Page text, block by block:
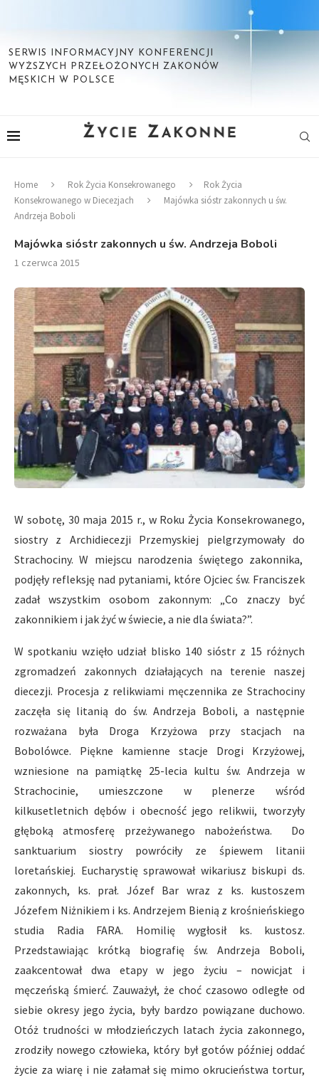
SERWIS INFORMACYJNY KONFERENCJI
WYŻSZYCH PRZEŁOŻONYCH ZAKONÓW
MĘSKICH W POLSCE
Home Rok Życia Konsekrowanego
Rok Życia
Konsekrowanego w Diecezjach
Majówka sióstr zakonnych u św.
Andrzeja Boboli
Majówka sióstr zakonnych u św. Andrzeja Boboli
1 czerwca 2015
W sobotę, 30 maja 2015 r., w Roku Życia Konsekrowanego,
siostry z Archidiecezji Przemyskiej pielgrzymowały do
Strachociny. W miejscu narodzenia świętego zakonnika,
podjęły refleksję nad pytaniami, które Ojciec św. Franciszek
zadał wszystkim osobom zakonnym: „Co znaczy być
zakonnikiem i jak żyć w świecie, a nie dla świata?”.
W spotkaniu wzięło udział blisko 140 sióstr z 15 różnych
zgromadzeń zakonnych działających na terenie naszej
diecezji. Procesja z relikwiami męczennika ze Strachociny
zaczęła się litanią do św. Andrzeja Boboli, a następnie
rozważana była Droga Krzyżowa przy stacjach na
Bobolówce. Piękne kamienne stacje Drogi Krzyżowej,
wzniesione na pamiątkę 25-lecia kultu św. Andrzeja w
Strachocinie, umieszczone w plenerze wśród
kilkusetletnich dębów i obecność jego relikwii, tworzyły
głęboką atmosferę przeżywanego nabożeństwa. Do
sanktuarium siostry powróciły ze śpiewem litanii
loretańskiej. Eucharystię sprawował wikariusz biskupi ds.
zakonnych, ks. prał. Józef Bar wraz z ks. kustoszem
Józefem Niżnikiem i ks. Andrzejem Bienią z krośnieńskiego
studia Radia FARA. Homilię wygłosił ks. kustosz.
Przedstawiając krótką biografię św. Andrzeja Boboli,
zaakcentował dwa etapy w jego życiu – nowicjat i
męczeńską śmierć. Zauważył, że choć czasowo odległe od
siebie okresy jego życia, były bardzo powiązane duchowo.
Otóż trudności w młodzieńczych latach życia zakonnego,
zrodziły nowego człowieka, który był gotów później oddać
życie za wiarę i nie załamał się mimo okrucieństwa tortur,